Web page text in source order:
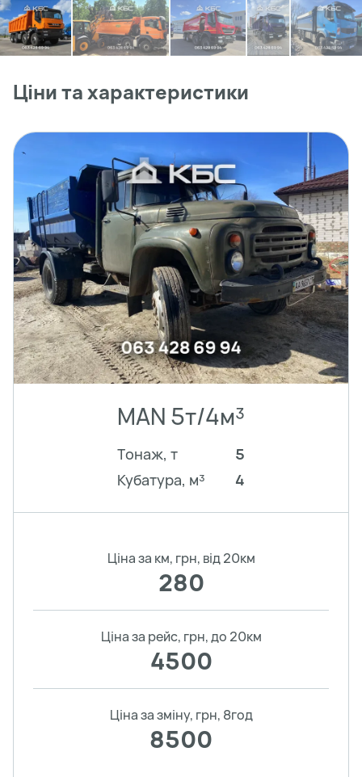
Ціни та характеристики
MAN 5т/4м³
Тонаж, т
5
Кубатура, м³
4
Ціна за км, грн, від 20км
280
Ціна за рейс, грн, до 20км
4500
Ціна за зміну, грн, 8год
8500